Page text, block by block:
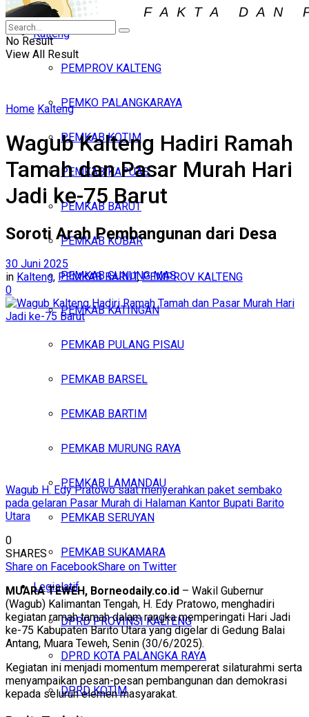
Iklan
Minggu, Agustus 9, 2026
Kalteng
PEMPROV KALTENG
PEMKO PALANGKARAYA
PEMKAB KOTIM
PEMKAB KAPUAS
PEMKAB BARUT
PEMKAB KOBAR
PEMKAB GUNUNG MAS
PEMKAB KATINGAN
PEMKAB PULANG PISAU
PEMKAB BARSEL
PEMKAB BARTIM
PEMKAB MURUNG RAYA
PEMKAB LAMANDAU
PEMKAB SERUYAN
PEMKAB SUKAMARA
Legislatif
DPRD PROVINSI KALTENG
DPRD KOTA PALANGKA RAYA
DPRD KOTIM
No Result
View All Result
Home Kalteng
Wagub Kalteng Hadiri Ramah
Tamah dan Pasar Murah Hari
Jadi ke-75 Barut
Soroti Arah Pembangunan dari Desa
30 Juni 2025
in Kalteng, PEMKAB BARUT,PEMPROV KALTENG
0
Wagub H. Edy Pratowo saat menyerahkan paket sembako
pada gelaran Pasar Murah di Halaman Kantor Bupati Barito
Utara
0
SHARES
Share on FacebookShare on Twitter
MUARA TEWEH, Borneodaily.co.id – Wakil Gubernur
(Wagub) Kalimantan Tengah, H. Edy Pratowo, menghadiri
kegiatan ramah tamah dalam rangka memperingati Hari Jadi
ke-75 Kabupaten Barito Utara yang digelar di Gedung Balai
Antang, Muara Teweh, Senin (30/6/2025).
Kegiatan ini menjadi momentum mempererat silaturahmi serta
menyampaikan pesan-pesan pembangunan dan demokrasi
kepada seluruh elemen masyarakat.